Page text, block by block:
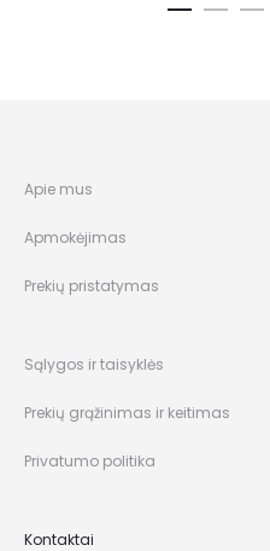
Apie mus
Apmokėjimas
Prekių pristatymas
Sąlygos ir taisyklės
Prekių grąžinimas ir keitimas
Privatumo politika
Kontaktai